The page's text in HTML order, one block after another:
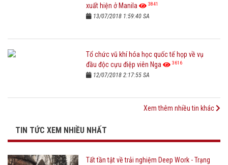
xuất hiện ở Manila
3841
13/07/2018 1:59:40 SA
Tổ chức vũ khí hóa học quốc tế họp về vụ
đầu độc cựu điệp viên Nga
3616
12/07/2018 2:17:55 SA
Xem thêm nhiều tin khác
TIN TỨC XEM NHIỀU NHẤT
Tất tần tật về trải nghiệm Deep Work - Trạng